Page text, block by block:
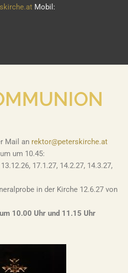
Mobil:
Mail an rektor@peterskirche.at
um 10.45:
17.1.27, 14.2.27, 14.3.27,
in der Kirche 12.6.27 von
um 10.00 Uhr und 11.15 Uhr